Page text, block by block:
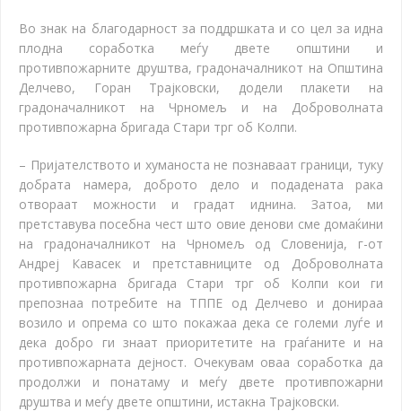
Во знак на благодарност за поддршката и со цел за идна
плодна соработка меѓу двете општини и
противпожарните друштва, градоначалникот на Општина
Делчево, Горан Трајковски, додели плакети на
градоначалникот на Чрномељ и на Доброволната
противпожарна бригада Стари трг об Колпи.
– Пријателството и хуманоста не познаваат граници, туку
добрата намера, доброто дело и подадената рака
отвораат можности и градат иднина. Затоа, ми
претставува посебна чест што овие денови сме домаќини
на градоначалникот на Чрномељ од Словенија, г-от
Андреј Кавасек и претставниците од Доброволната
противпожарна бригада Стари трг об Колпи кои ги
препознаа потребите на ТППЕ од Делчево и донираа
возило и опрема со што покажаа дека се големи луѓе и
дека добро ги знаат приоритетите на граѓаните и на
противпожарната дејност. Очекувам оваа соработка да
продолжи и понатаму и меѓу двете противпожарни
друштва и меѓу двете општини, истакна Трајковски.